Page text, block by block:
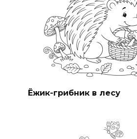
Ёжик-грибник в лесу